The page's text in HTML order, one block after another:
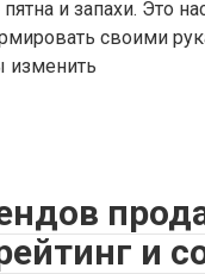
и запахи. Это
своими
изменить
и